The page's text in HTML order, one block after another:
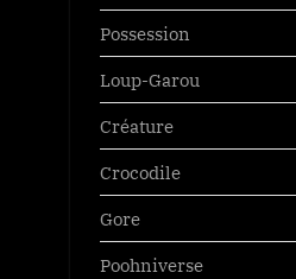
Possession
Loup-Garou
Créature
Crocodile
Gore
Poohniverse